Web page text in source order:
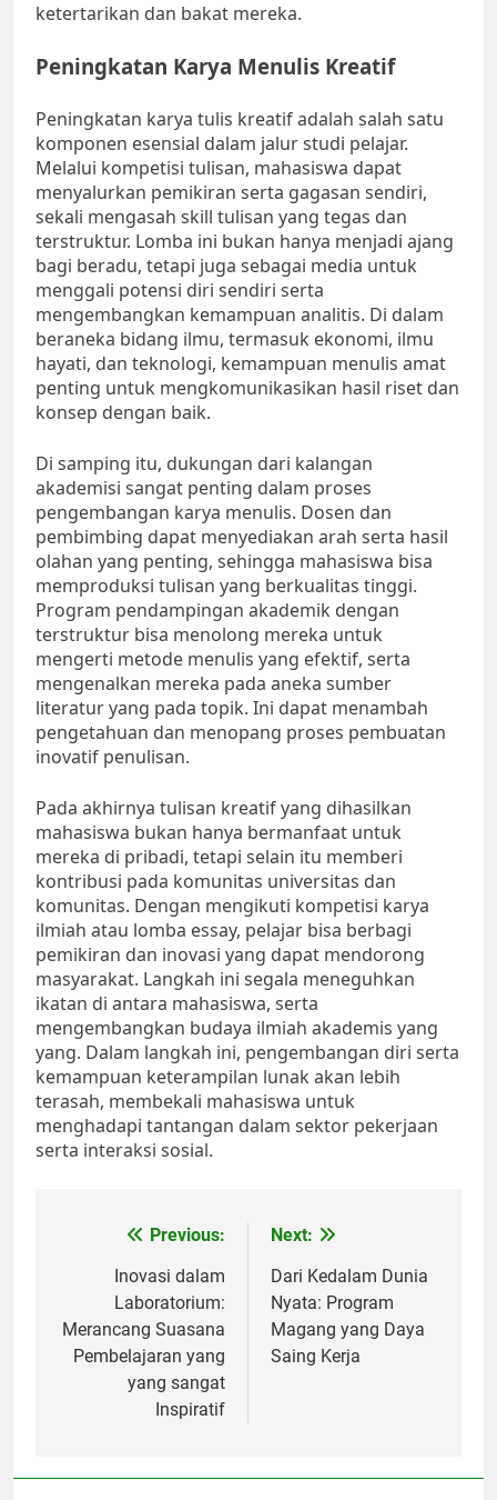
ketertarikan dan bakat mereka.
Peningkatan Karya Menulis Kreatif
Peningkatan karya tulis kreatif adalah salah satu
komponen esensial dalam jalur studi pelajar.
Melalui kompetisi tulisan, mahasiswa dapat
menyalurkan pemikiran serta gagasan sendiri,
sekali mengasah skill tulisan yang tegas dan
terstruktur. Lomba ini bukan hanya menjadi ajang
bagi beradu, tetapi juga sebagai media untuk
menggali potensi diri sendiri serta
mengembangkan kemampuan analitis. Di dalam
beraneka bidang ilmu, termasuk ekonomi, ilmu
hayati, dan teknologi, kemampuan menulis amat
penting untuk mengkomunikasikan hasil riset dan
konsep dengan baik.
Di samping itu, dukungan dari kalangan
akademisi sangat penting dalam proses
pengembangan karya menulis. Dosen dan
pembimbing dapat menyediakan arah serta hasil
olahan yang penting, sehingga mahasiswa bisa
memproduksi tulisan yang berkualitas tinggi.
Program pendampingan akademik dengan
terstruktur bisa menolong mereka untuk
mengerti metode menulis yang efektif, serta
mengenalkan mereka pada aneka sumber
literatur yang pada topik. Ini dapat menambah
pengetahuan dan menopang proses pembuatan
inovatif penulisan.
Pada akhirnya tulisan kreatif yang dihasilkan
mahasiswa bukan hanya bermanfaat untuk
mereka di pribadi, tetapi selain itu memberi
kontribusi pada komunitas universitas dan
komunitas. Dengan mengikuti kompetisi karya
ilmiah atau lomba essay, pelajar bisa berbagi
pemikiran dan inovasi yang dapat mendorong
masyarakat. Langkah ini segala meneguhkan
ikatan di antara mahasiswa, serta
mengembangkan budaya ilmiah akademis yang
yang. Dalam langkah ini, pengembangan diri serta
kemampuan keterampilan lunak akan lebih
terasah, membekali mahasiswa untuk
menghadapi tantangan dalam sektor pekerjaan
serta interaksi sosial.
navigation
Previous:
Inovasi dalam
Laboratorium:
Merancang Suasana
Pembelajaran yang
yang sangat
Inspiratif
Next:
Dari Kedalam Dunia
Nyata: Program
Magang yang Daya
Saing Kerja